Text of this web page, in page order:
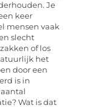
Je
keer
mensen vaak
slecht
of los
het
door een
is in
Wat is dat